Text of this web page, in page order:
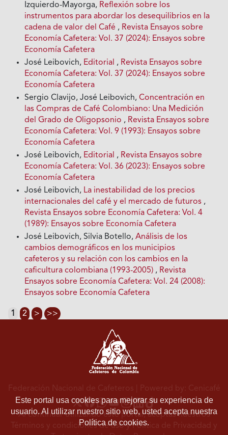
Izquierdo-Mayorga, Reflexión sobre los
instrumentos para abordar los desequilibrios en la
cadena de valor del Café , Revista Ensayos sobre
Economía Cafetera: Vol. 37 (2024): Ensayos sobre
Economía Cafetera
José Leibovich, Editorial , Revista Ensayos sobre
Economía Cafetera: Vol. 37 (2024): Ensayos sobre
Economía Cafetera
Sergio Clavijo, José Leibovich,Concentración en
las Compras de Café Colombiano: Una Medición
del Grado de Oligopsonio , Revista Ensayos sobre
Economía Cafetera: Vol. 9 (1993): Ensayos sobre
Economía Cafetera
José Leibovich, Editorial , Revista Ensayos sobre
Economía Cafetera: Vol. 36 (2023): Ensayos sobre
Economía Cafetera
José Leibovich, La inestabilidad de los precios
internacionales del café y el mercado de futuros ,
Revista Ensayos sobre Economía Cafetera: Vol. 4
(1989): Ensayos sobre Economía Cafetera
José Leibovich, Silvia Botello,Análisis de los
cambios demográficos en los municipios
cafeteros y su relación con los cambios en Ia
caficultura colombiana (1993-2005) , Revista
Ensayos sobre Economía Cafetera: Vol. 24 (2008):
Ensayos sobre Economía Cafetera
1 2 > >>
Este portal usa cookies para mejorar su experiencia de
usuario. Al utilizar nuestro sitio web, usted acepta nuestra
Política de cookies.
Federación Nacional de Cafeteros | Powered by: Cenicafé
Al continuar utilizando este portal, aceptas nuestros
Términos y condiciones de usoyPolítica de Privacidad y